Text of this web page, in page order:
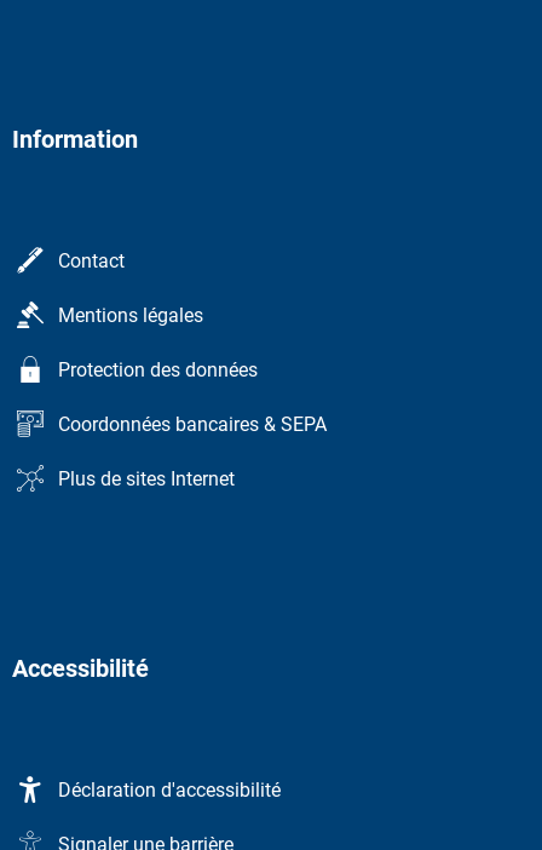
Information
Contact
Mentions légales
Protection des données
Coordonnées bancaires & SEPA
Plus de sites Internet
Accessibilité
Déclaration d'accessibilité
Signaler une barrière